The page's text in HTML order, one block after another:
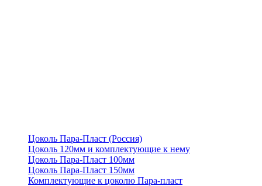
Цоколь Пара-Пласт (Россия)
Цоколь 120мм и комплектующие к нему
Цоколь Пара-Пласт 100мм
Цоколь Пара-Пласт 150мм
Комплектующие к цоколю Пара-пласт